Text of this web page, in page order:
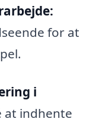
for at
i
at indhente